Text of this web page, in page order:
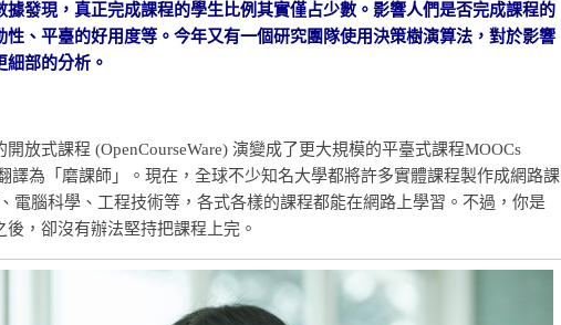
發現，真正完成課程的學生比例其實僅占少數。影響人們是否完成課程的
性、平臺的好用度等。今年又有一個研究團隊使用決策樹演算法，對於影響
部的分析。
放式課程 (OpenCourseWare) 演變成了更大規模的平臺式課程MOOCs
譯為「磨課師」。現在，全球不少知名大學都將許多實體課程製作成網路課
電腦科學、工程技術等，各式各樣的課程都能在網路上學習。不過，你是
，卻沒有辦法堅持把課程上完。